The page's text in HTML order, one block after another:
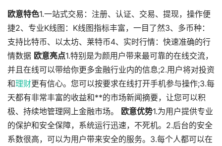
欧意特色1.一站式交易：注册、认证、交易、提现，操作便
捷2、专业K线图：K线图指标丰富，一目了然3、多币种：
支持比特币、以太坊、莱特币4、实时行情：快速准确的行
情数据 欧意亮点1.特别是为颜用户带来最可靠的在线交流，
并且在线可以带给你更多金融行业内的信息;2.用户将对投资
和理财更有信心。您可以按要求在线打开手机参与操作;3.每
天都有非常丰富的收益和**的市场新闻摘要，让您可以积
极、持续地管理网上金融市场。
欧意优势1.为用户提供专业
的保护和安全保障，系统运行迅速，不死机。2.后台的安全
系数很高，可以为用户带来安全的服务。3.每个人都可以在